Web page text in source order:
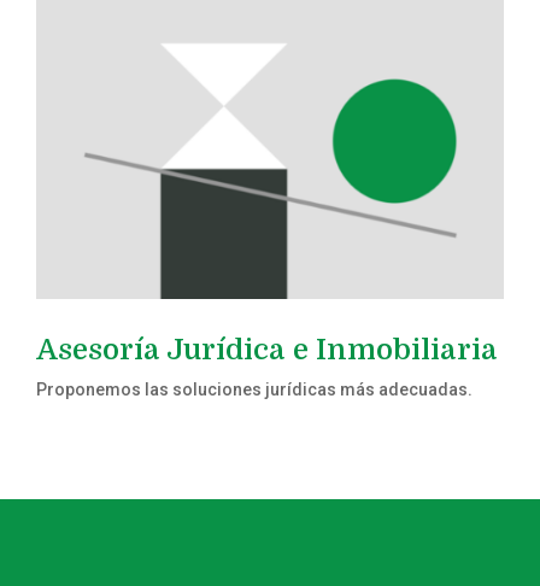
Asesoría Jurídica e Inmobiliaria
Proponemos las soluciones jurídicas más adecuadas.